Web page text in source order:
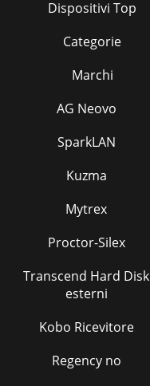
Dispositivi Top
Categorie
Marchi
AG Neovo
SparkLAN
Kuzma
Mytrex
Proctor-Silex
Transcend Hard Disk
esterni
Kobo Ricevitore
Regency no